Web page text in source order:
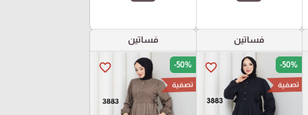
فساتين
favorite_border -50%
تصفية
فساتين
favorite_border -50%
تصفية